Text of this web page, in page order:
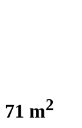
71 m2